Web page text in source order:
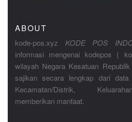
ABOUT
kode-pos.xyz KODE POS
informasi mengenai kodepos (
wilayah Negara Kesatuan
sajikan secara lengkap dari data
Kecamatan/Distrik,
memberikan manfaat.